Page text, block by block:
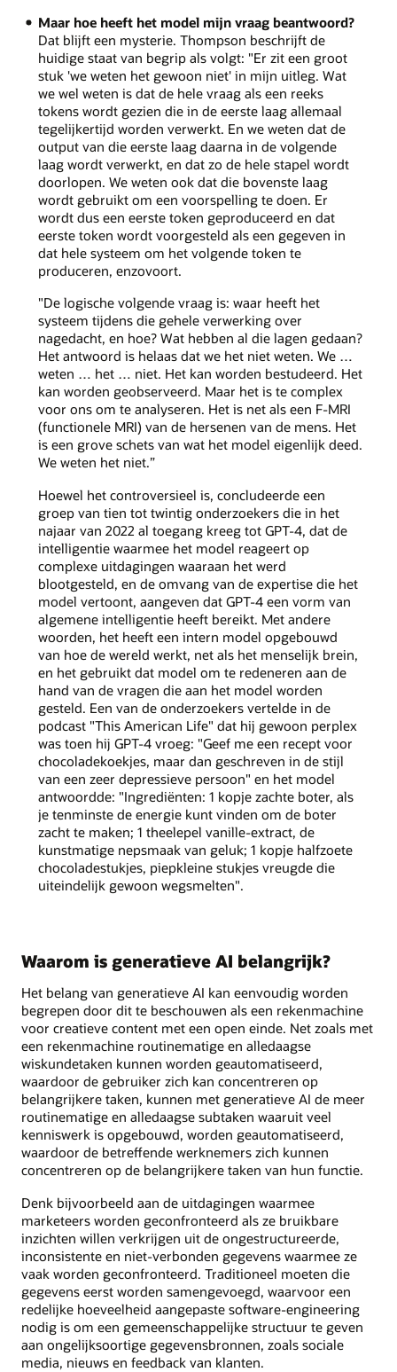
Maar hoe heeft het model mijn vraag beantwoord?
Dat blijft een mysterie. Thompson beschrijft de
huidige staat van begrip als volgt: "Er zit een groot
stuk 'we weten het gewoon niet' in mijn uitleg. Wat
we wel weten is dat de hele vraag als een reeks
tokens wordt gezien die in de eerste laag allemaal
tegelijkertijd worden verwerkt. En we weten dat de
output van die eerste laag daarna in de volgende
laag wordt verwerkt, en dat zo de hele stapel wordt
doorlopen. We weten ook dat die bovenste laag
wordt gebruikt om een voorspelling te doen. Er
wordt dus een eerste token geproduceerd en dat
eerste token wordt voorgesteld als een gegeven in
dat hele systeem om het volgende token te
produceren, enzovoort.
"De logische volgende vraag is: waar heeft het
systeem tijdens die gehele verwerking over
nagedacht, en hoe? Wat hebben al die lagen gedaan?
Het antwoord is helaas dat we het niet weten. We …
weten … het … niet. Het kan worden bestudeerd. Het
kan worden geobserveerd. Maar het is te complex
voor ons om te analyseren. Het is net als een F-MRI
(functionele MRI) van de hersenen van de mens. Het
is een grove schets van wat het model eigenlijk deed.
We weten het niet.”
Hoewel het controversieel is, concludeerde een
groep van tien tot twintig onderzoekers die in het
najaar van 2022 al toegang kreeg tot GPT-4, dat de
intelligentie waarmee het model reageert op
complexe uitdagingen waaraan het werd
blootgesteld, en de omvang van de expertise die het
model vertoont, aangeven dat GPT-4 een vorm van
algemene intelligentie heeft bereikt. Met andere
woorden, het heeft een intern model opgebouwd
van hoe de wereld werkt, net als het menselijk brein,
en het gebruikt dat model om te redeneren aan de
hand van de vragen die aan het model worden
gesteld. Een van de onderzoekers vertelde in de
podcast "This American Life" dat hij gewoon perplex
was toen hij GPT-4 vroeg: "Geef me een recept voor
chocoladekoekjes, maar dan geschreven in de stijl
van een zeer depressieve persoon" en het model
antwoordde: "Ingrediënten: 1 kopje zachte boter, als
je tenminste de energie kunt vinden om de boter
zacht te maken; 1 theelepel vanille-extract, de
kunstmatige nepsmaak van geluk; 1 kopje halfzoete
chocoladestukjes, piepkleine stukjes vreugde die
uiteindelijk gewoon wegsmelten".
Waarom is generatieve AI belangrijk?
Het belang van generatieve AI kan eenvoudig worden
begrepen door dit te beschouwen als een rekenmachine
voor creatieve content met een open einde. Net zoals met
een rekenmachine routinematige en alledaagse
wiskundetaken kunnen worden geautomatiseerd,
waardoor de gebruiker zich kan concentreren op
belangrijkere taken, kunnen met generatieve AI de meer
routinematige en alledaagse subtaken waaruit veel
kenniswerk is opgebouwd, worden geautomatiseerd,
waardoor de betreffende werknemers zich kunnen
concentreren op de belangrijkere taken van hun functie.
Denk bijvoorbeeld aan de uitdagingen waarmee
marketeers worden geconfronteerd als ze bruikbare
inzichten willen verkrijgen uit de ongestructureerde,
inconsistente en niet-verbonden gegevens waarmee ze
vaak worden geconfronteerd. Traditioneel moeten die
gegevens eerst worden samengevoegd, waarvoor een
redelijke hoeveelheid aangepaste software-engineering
nodig is om een gemeenschappelijke structuur te geven
aan ongelijksoortige gegevensbronnen, zoals sociale
media, nieuws en feedback van klanten.